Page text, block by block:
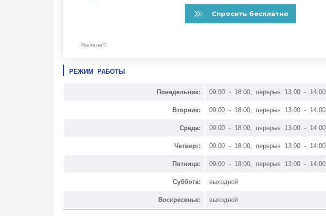
РЕЖИМ РАБОТЫ
Понедельник: 09:00 - 18:00, перерыв 13:00 - 14:00
Вторник: 09:00 - 18:00, перерыв 13:00 - 14:00
Среда: 09:00 - 18:00, перерыв 13:00 - 14:00
Четверг: 09:00 - 18:00, перерыв 13:00 - 14:00
Пятница: 09:00 - 18:00, перерыв 13:00 - 14:00
Суббота: выходной
Воскресенье: выходной